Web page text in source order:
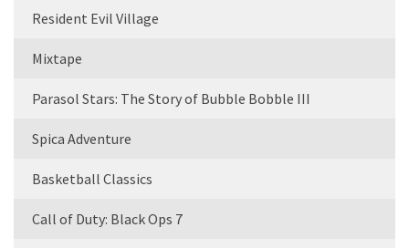
Resident Evil Village
Mixtape
Parasol Stars: The Story of Bubble Bobble III
Spica Adventure
Basketball Classics
Call of Duty: Black Ops 7